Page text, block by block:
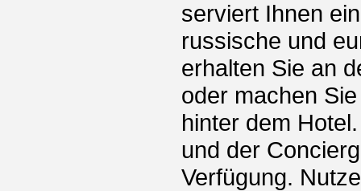
serviert Ihnen
russische und
erhalten Sie an
oder machen
hinter dem
und der
Verfügung.